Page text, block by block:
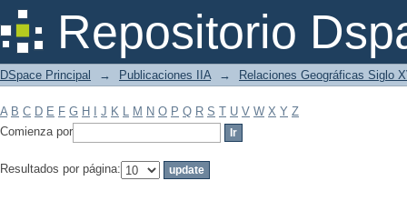
Repositorio
Filtrar por: Materia
DSpace Principal → Publicaciones IIA → Relaciones Geográficas Siglo
A B C D E F G H J K L M N O P Q R S T U V W X Y Z
Comienza por
Resultados por página: